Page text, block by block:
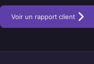
Voir un rapport client